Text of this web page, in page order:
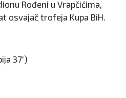
Rođeni u Vrapčićima,
osvajač trofeja Kupa BiH.
37')